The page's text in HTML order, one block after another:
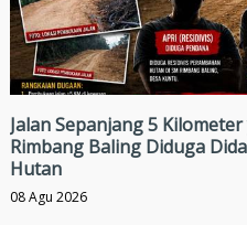
Jalan Sepanjang 5
Rimbang Baling Diduga
Hutan
08 Agu 2026